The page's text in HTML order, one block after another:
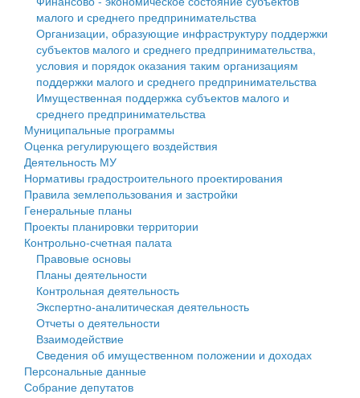
Персональные данные
Оценка регулирующего воздействия
Деятельность МУ
Нормативы градостроительного проектирования
Правила землепользования и застройки
Генеральные планы
Проекты планировки территории
Собрание депутатов
Городское поселение
Сельские поселения
малого и среднего предпринимательства
Организации, образующие инфраструктуру поддержки
субъектов малого и среднего предпринимательства,
условия и порядок оказания таким организациям
поддержки малого и среднего предпринимательства
Имущественная поддержка субъектов малого и
среднего предпринимательства
Муниципальные программы
Оценка регулирующего воздействия
Деятельность МУ
Нормативы градостроительного проектирования
Правила землепользования и застройки
Генеральные планы
Проекты планировки территории
Контрольно-счетная палата
Правовые основы
Планы деятельности
Контрольная деятельность
Экспертно-аналитическая деятельность
Отчеты о деятельности
Взаимодействие
Сведения об имущественном положении и доходах
Персональные данные
Собрание депутатов